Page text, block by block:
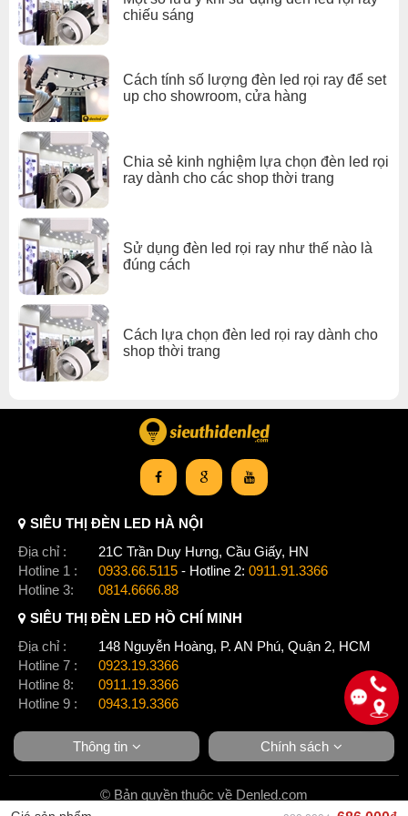
chiếu sáng
Cách tính số lượng đèn led rọi ray để set
up cho showroom, cửa hàng
Chia sẻ kinh nghiệm lựa chọn đèn led rọi
ray dành cho các shop thời trang
Sử dụng đèn led rọi ray như thế nào là
đúng cách
Cách lựa chọn đèn led rọi ray dành cho
shop thời trang
SIÊU THỊ ĐÈN LED HÀ NỘI
Địa chỉ :
21C Trần Duy Hưng, Cầu Giấy, HN
Hotline 1 :
0933.66.5115 - Hotline 2: 0911.91.3366
Hotline 3:
0814.6666.88
SIÊU THỊ ĐÈN LED HỒ CHÍ MINH
Địa chỉ :
148 Nguyễn Hoàng, P. AN Phú, Quận 2, HCM
Hotline 7 :
0923.19.3366
Hotline 8:
0911.19.3366
Hotline 9 :
0943.19.3366
Thông tin Chính sách
© Bản quyền thuộc về Denled.com